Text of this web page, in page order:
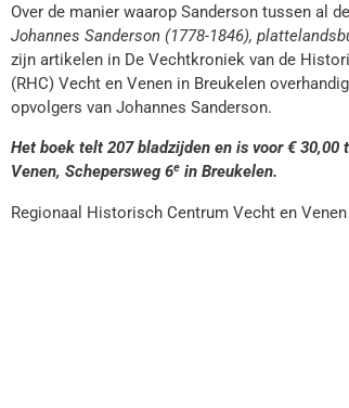
Over de manier waarop Sanderson tussen al
Johannes Sanderson (1778-1846),
zijn artikelen in De Vechtkroniek van de
(RHC) Vecht en Venen in Breukelen
opvolgers van Johannes Sanderson.
Het boek telt 207 bladzijden en is voor €
Venen, Schepersweg 6e in Breukelen.
Regionaal Historisch Centrum Vecht en Venen